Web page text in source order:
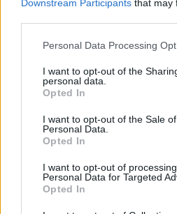
Downstream Participants that may
Personal Data Processing
I want to opt-out of the
personal data.
Opted In
I want to opt-out of the Sale
Personal Data.
Opted In
I want to opt-out of
Personal Data for Targeted
Opted In
vaiko gyvybių išgelbėti
Žinios | Lietuvos diena
Savaitės vidurys nusimato
32 laipsnių šilumos
Žinios Orai